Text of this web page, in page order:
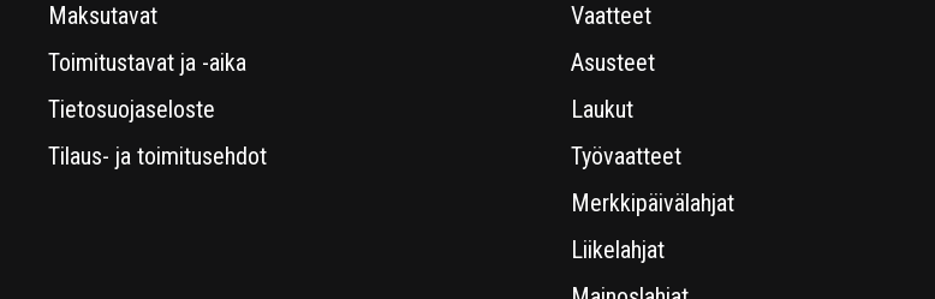
Maksutavat
Toimitustavat ja -aika
Tietosuojaseloste
Tilaus- ja toimitusehdot
Vaatteet
Asusteet
Laukut
Työvaatteet
Merkkipäivälahjat
Liikelahjat